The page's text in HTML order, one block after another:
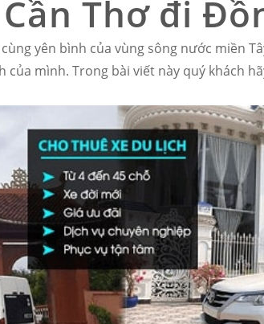
Thơ đi
yên bình của vùng sông nước miền
mình. Trong bài viết này quý khách